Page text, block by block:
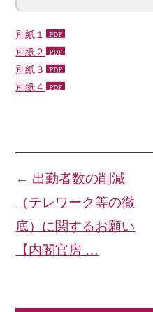
別紙１
別紙２
別紙３
別紙４
← 出勤者数の削減
（テレワーク等の徹
底）に関するお願い
【内閣官房 …